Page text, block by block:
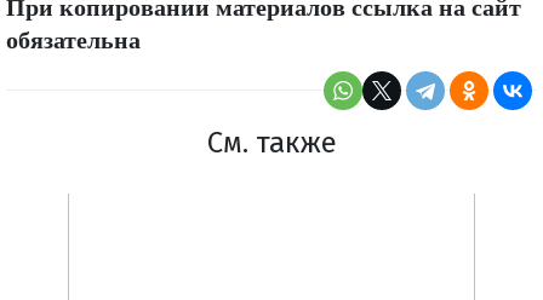
При копировании материалов ссылка на сайт
обязательна
См. также